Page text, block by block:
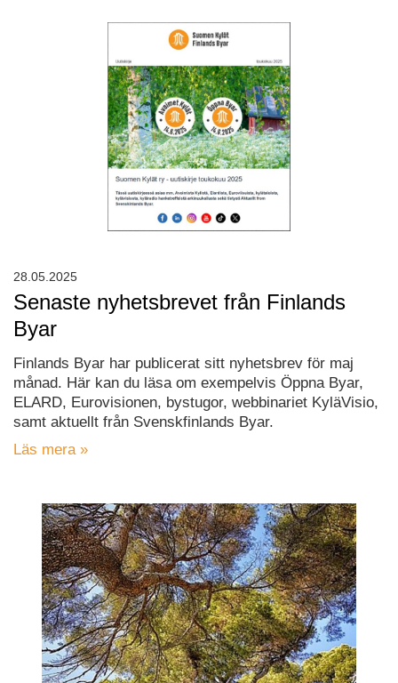
Senaste nyhetsbrevet från Finlands
Byar
Finlands Byar har publicerat sitt nyhetsbrev för maj
månad. Här kan du läsa om exempelvis Öppna Byar,
ELARD, Eurovisionen, bystugor, webbinariet KyläVisio,
samt aktuellt från Svenskfinlands Byar.
Läs mera »
28.05.2025